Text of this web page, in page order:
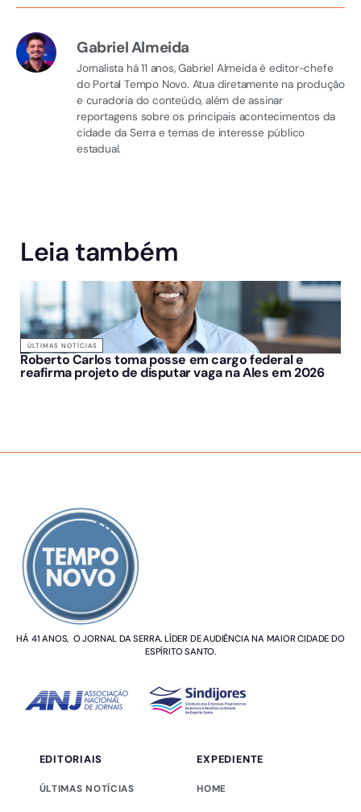
Gabriel Almeida
Jornalista há 11 anos, Gabriel Almeida é editor-chefe
do Portal Tempo Novo. Atua diretamente na produção
e curadoria do conteúdo, além de assinar
reportagens sobre os principais acontecimentos da
cidade da Serra e temas de interesse público
estadual.
Leia também
ÚLTIMAS NOTÍCIAS
Roberto Carlos toma posse em cargo federal e
reafirma projeto de disputar vaga na Ales em 2026
HÁ 41 ANOS, O JORNAL DA SERRA. LÍDER DE AUDIÊNCIA NA MAIOR CIDADE DO
ESPÍRITO SANTO.
EDITORIAIS
ÚLTIMAS NOTÍCIAS
EXPEDIENTE
HOME